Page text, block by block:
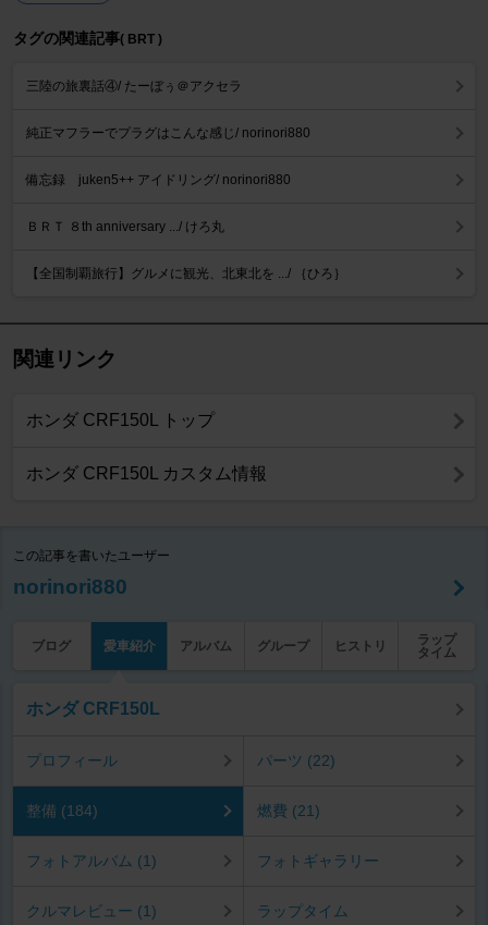
タグの関連記事( BRT )
三陸の旅裏話④/ たーぼぅ＠アクセラ
純正マフラーでプラグはこんな感じ/ norinori880
備忘録 juken5++ アイドリング/ norinori880
ＢＲＴ ８th anniversary .../ けろ丸
【全国制覇旅行】グルメに観光、北東北を .../ ｛ひろ｝
関連リンク
ホンダ CRF150L トップ
ホンダ CRF150L カスタム情報
この記事を書いたユーザー
norinori880
ブログ 愛車紹介 アルバム グループ ヒストリ
ラップ
タイム
ホンダ CRF150L
プロフィール パーツ (22)
整備 (184) 燃費 (21)
フォトアルバム (1) フォトギャラリー
クルマレビュー (1) ラップタイム